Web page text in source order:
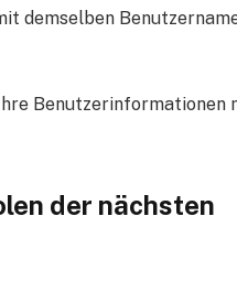
demselben
Benutzerinformationen
der nächsten